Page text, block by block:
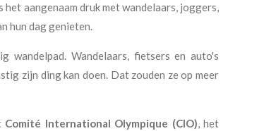
aangenaam druk met wandelaars, joggers,
hun dag genieten.
wandelpad. Wandelaars, fietsers en auto's
zijn ding kan doen. Dat zouden ze op meer
Comité International Olympique (CIO), het